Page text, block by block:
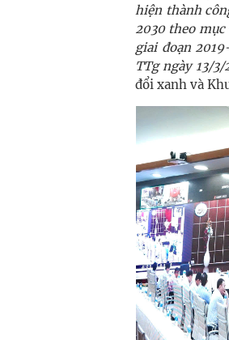
hiện thành
2030 theo
giai đoạn
TTg ngày 13/
đổi xanh và